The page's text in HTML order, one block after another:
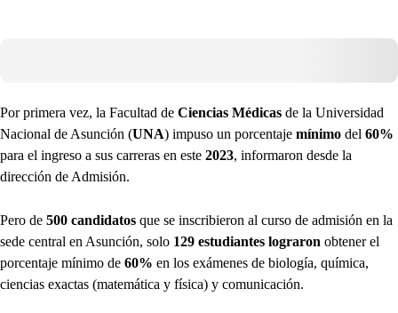
Por primera vez, la Facultad de Ciencias Médicas de la Universidad
Nacional de Asunción (UNA) impuso un porcentaje mínimo del 60%
para el ingreso a sus carreras en este 2023, informaron desde la
dirección de Admisión.
Pero de 500 candidatos que se inscribieron al curso de admisión en la
sede central en Asunción, solo 129 estudiantes lograron obtener el
porcentaje mínimo de 60% en los exámenes de biología, química,
ciencias exactas (matemática y física) y comunicación.